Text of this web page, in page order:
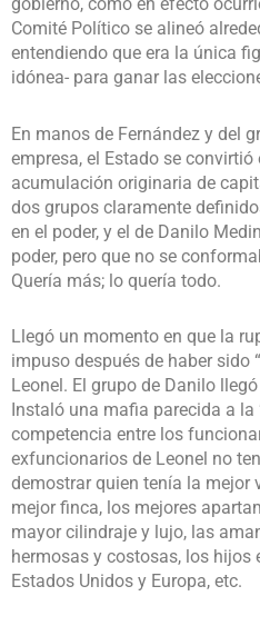
Comité Político se alineó
entendiendo que era la única
idónea- para ganar las
En manos de Fernández y del
empresa, el Estado se
acumulación originaria de
dos grupos claramente
en el poder, y el de Danilo
poder, pero que no se
Quería más; lo quería todo.
Llegó un momento en que la
impuso después de haber sido
Leonel. El grupo de Danilo
Instaló una mafia parecida a la
competencia entre los
exfuncionarios de Leonel no
demostrar quien tenía la mejor
mejor finca, los mejores
mayor cilindraje y lujo, las
hermosas y costosas, los hijos
Estados Unidos y Europa, etc.